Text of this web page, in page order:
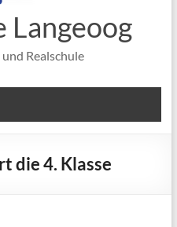
Langeoog
Realschule
die 4. Klasse